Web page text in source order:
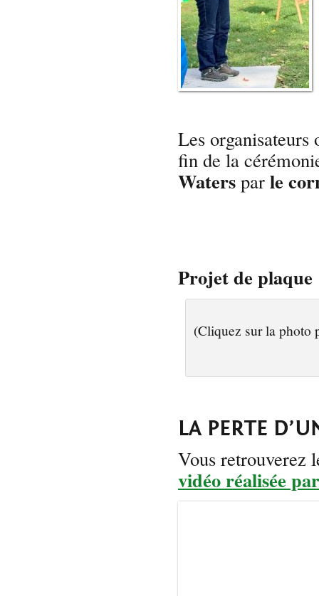
Les
fin de la
Waters par le
Projet de
(Cliquez sur la photo
LA PERTE
Vous retrouverez
vidéo réalisée